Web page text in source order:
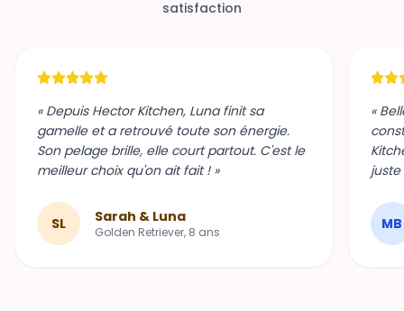
satisfaction
« Depuis Hector Kitchen, Luna finit sa
gamelle et a retrouvé toute son énergie.
Son pelage brille, elle court partout. C'est le
meilleur choix qu'on ait fait ! »
SL Sarah & Luna
Golden Retriever, 8 ans
«
MB